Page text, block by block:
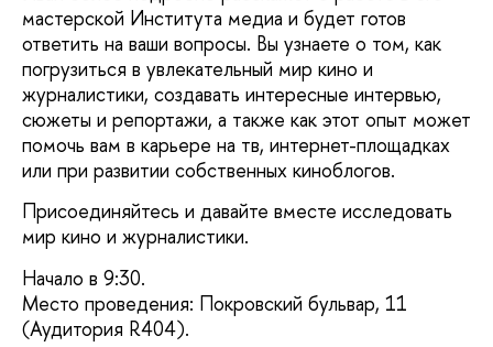
мастерской Института медиа и будет готов
ответить на ваши вопросы. Вы узнаете о том, как
погрузиться в увлекательный мир кино и
журналистики, создавать интересные интервью,
сюжеты и репортажи, а также как этот опыт может
помочь вам в карьере на тв, интернет-площадках
или при развитии собственных киноблогов.
Присоединяйтесь и давайте вместе исследовать
мир кино и журналистики.
Начало в 9:30.
Место проведения: Покровский бульвар, 11
(Аудитория R404).